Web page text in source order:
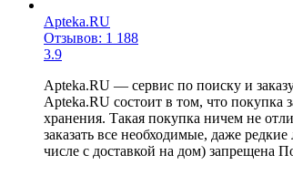
Apteka.RU
Отзывов: 1 188
3.9
Apteka.RU — сервис по поиску и
Apteka.RU состоит в том, что покупка
хранения. Такая покупка ничем не
заказать все необходимые, даже
числе с доставкой на дом) запрещена